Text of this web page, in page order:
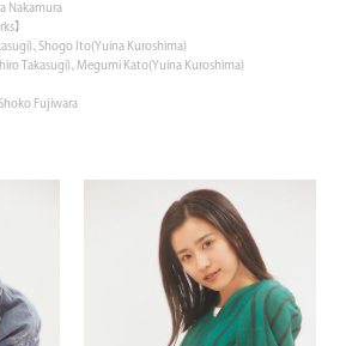
Nakamura
】
、Shogo Ito(Yuina Kuroshima)
Takasugi)、Megumi Kato(Yuina Kuroshima)
Fujiwara